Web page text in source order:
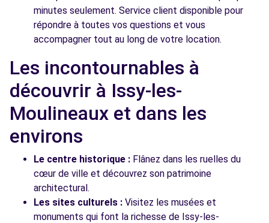
minutes seulement. Service client disponible pour
répondre à toutes vos questions et vous
accompagner tout au long de votre location.
Les incontournables à
découvrir à Issy-les-
Moulineaux et dans les
environs
Le centre historique : Flânez dans les ruelles du
cœur de ville et découvrez son patrimoine
architectural.
Les sites culturels : Visitez les musées et
monuments qui font la richesse de Issy-les-